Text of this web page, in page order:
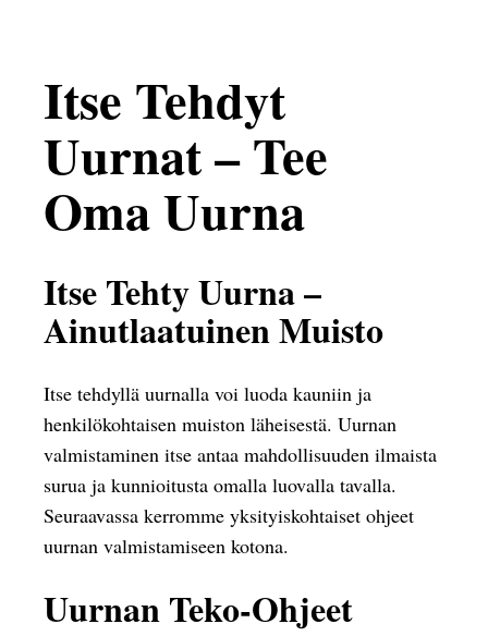
Itse Tehdyt
Uurnat – Tee
Oma Uurna
Itse Tehty Uurna –
Ainutlaatuinen Muisto
Itse tehdyllä uurnalla voi luoda kauniin ja
henkilökohtaisen muiston läheisestä. Uurnan
valmistaminen itse antaa mahdollisuuden ilmaista
surua ja kunnioitusta omalla luovalla tavalla.
Seuraavassa kerromme yksityiskohtaiset ohjeet
uurnan valmistamiseen kotona.
Uurnan Teko-Ohjeet